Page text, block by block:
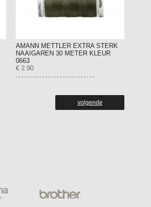
AMANN METTLER EXTRA STERK
NAAIGAREN 30 METER KLEUR
0663
€ 2.90
volgende